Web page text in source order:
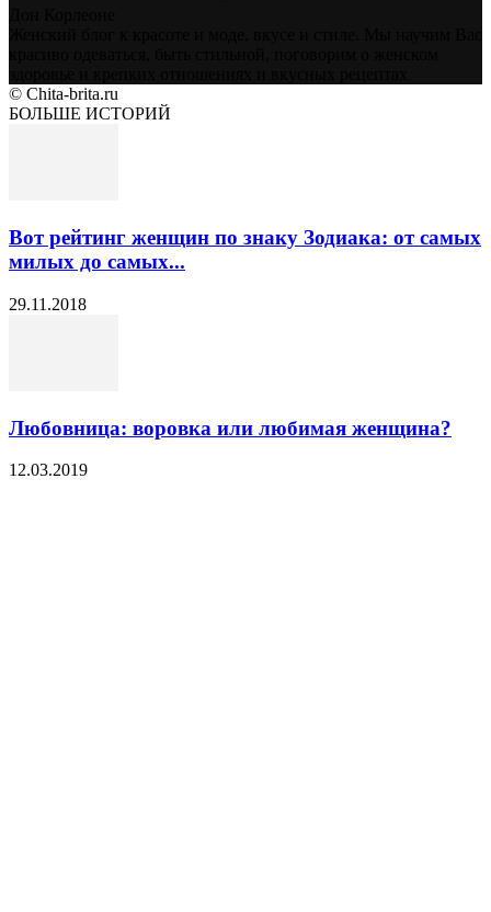
© Chita-brita.ru
БОЛЬШЕ ИСТОРИЙ
Вот рейтинг женщин по знаку Зодиака: от самых
милых до самых...
29.11.2018
Любовница: воровка или любимая женщина?
12.03.2019